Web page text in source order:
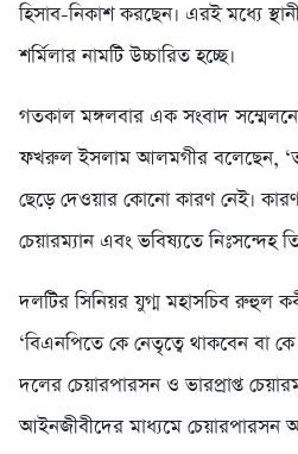
হিসাব-নিকাশ করছেন। এরই মধ্যে
শর্মিলার নামটি উচ্চারিত হচ্ছে।
গতকাল মঙ্গলবার এক সংবাদ সম্মেলনে
ফখরুল ইসলাম আলমগীর বলেছেন,
ছেড়ে দেওয়ার কোনো কারণ নেই। কারণ
চেয়ারম্যান এবং ভবিষ্যতে নিঃসন্দেহ
দলটির সিনিয়র যুগ্ম মহাসচিব রুহুল
‘বিএনপিতে কে নেতৃত্বে থাকবেন বা
দলের চেয়ারপারসন ও ভারপ্রাপ্ত
আইনজীবীদের মাধ্যমে চেয়ারপারসন